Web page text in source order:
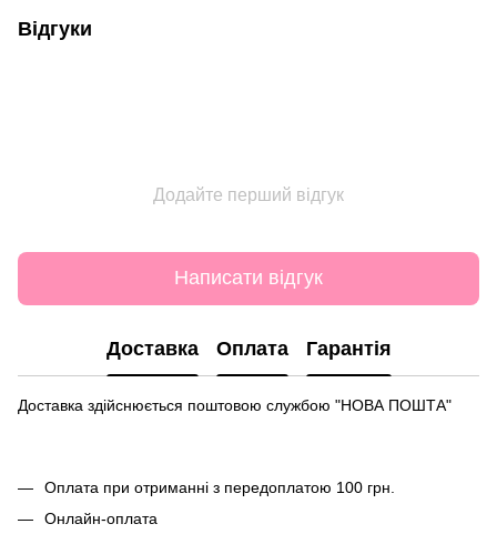
Відгуки
Додайте перший відгук
Написати відгук
Доставка Оплата Гарантія
Доставка здійснюється поштовою службою "НОВА ПОШТА"
Оплата при отриманні з передоплатою 100 грн.
Онлайн-оплата